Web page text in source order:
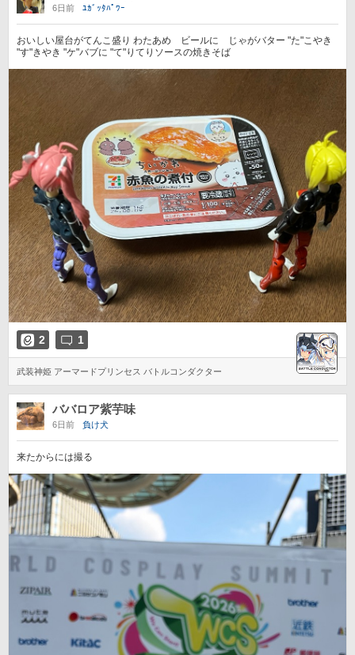
6日前 ﾕｶﾞｯﾀﾊﾟﾜｰ
おいしい屋台がてんこ盛り わたあめ ビールに じゃがバター "た"こやき
"す"きやき "ケ"バブに "て"りてりソースの焼きそば
2 1
武装神姫 アーマードプリンセス バトルコンダクター
ババロア紫芋味
6日前 負け犬
来たからには撮る